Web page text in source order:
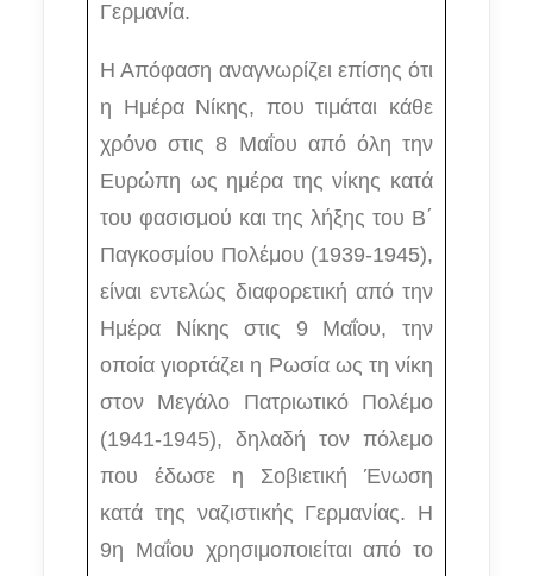
Γερμανία.
Η Απόφαση αναγνωρίζει επίσης ότι
η Ημέρα Νίκης, που τιμάται κάθε
χρόνο στις 8 Μαΐου από όλη την
Ευρώπη ως ημέρα της νίκης κατά
του φασισμού και της λήξης του Β΄
Παγκοσμίου Πολέμου (1939-1945),
είναι εντελώς διαφορετική από την
Ημέρα Νίκης στις 9 Μαΐου, την
οποία γιορτάζει η Ρωσία ως τη νίκη
στον Μεγάλο Πατριωτικό Πολέμο
(1941-1945), δηλαδή τον πόλεμο
που έδωσε η Σοβιετική Ένωση
κατά της ναζιστικής Γερμανίας. Η
9η Μαΐου χρησιμοποιείται από το